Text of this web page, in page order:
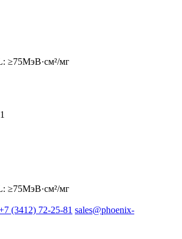
≥75МэВ·см²/мг
≥75МэВ·см²/мг
(3412) 72-25-81 sales@phoenix-